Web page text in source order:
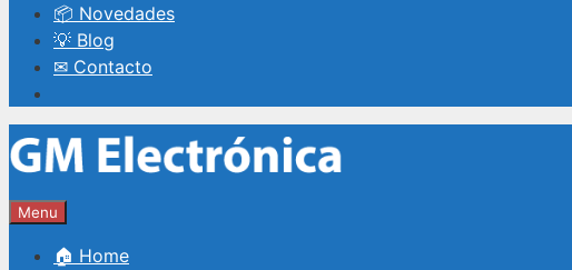
📦 Novedades
💡 Blog
✉ Contacto
Menu
🏠 Home